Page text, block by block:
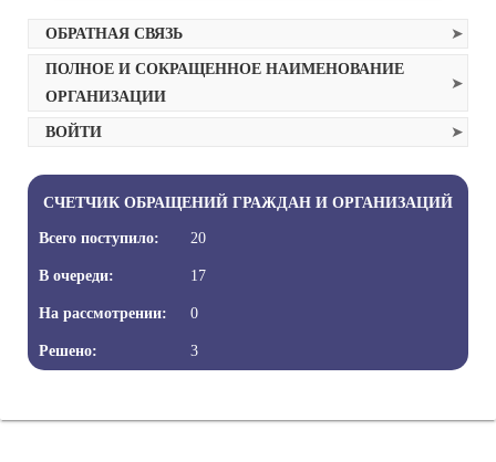
ОБРАТНАЯ СВЯЗЬ
ПОЛНОЕ И СОКРАЩЕННОЕ НАИМЕНОВАНИЕ
ОРГАНИЗАЦИИ
ВОЙТИ
СЧЕТЧИК ОБРАЩЕНИЙ ГРАЖДАН И ОРГАНИЗАЦИЙ
Всего поступило: 20
В очереди: 17
На рассмотрении: 0
Решено: 3